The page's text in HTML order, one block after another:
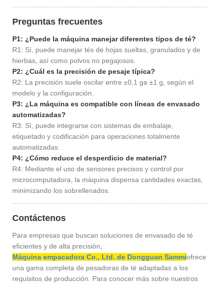
Preguntas frecuentes
P1: ¿Puede la máquina manejar diferentes tipos de té?
R1: Sí, puede manejar tés de hojas sueltas, granulados y de
hierbas, así como polvos no pegajosos.
P2: ¿Cuál es la precisión de pesaje típica?
R2: La precisión suele oscilar entre ±0,1 ga ±1 g, según el
modelo y la configuración.
P3: ¿La máquina es compatible con líneas de envasado
automatizadas?
R3: Sí, puede integrarse con sistemas de embalaje,
etiquetado y codificación para operaciones totalmente
automatizadas.
P4: ¿Cómo reduce el desperdicio de material?
R4: Mediante el uso de sensores precisos y control por
microcomputadora, la máquina dispensa cantidades exactas,
minimizando los sobrellenados.
Contáctenos
Para empresas que buscan soluciones de envasado de té
eficientes y de alta precisión,
Máquina empacadora Co., Ltd. de Dongguan Sammiofrece
una gama completa de pesadoras de té adaptadas a los
requisitos de producción. Para conocer más sobre nuestros